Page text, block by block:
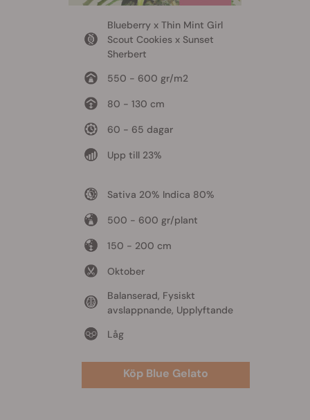
Blueberry x Thin Mint Girl
Scout Cookies x Sunset
Sherbert
550 - 600 gr/m2
80 - 130 cm
60 - 65 dagar
Upp till 23%
Sativa 20% Indica 80%
500 - 600 gr/plant
150 - 200 cm
Oktober
Balanserad, Fysiskt
avslappnande, Upplyftande
Låg
Köp Blue Gelato